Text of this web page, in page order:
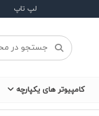
لپ تاپ
کامپیوتر های یکپارچه